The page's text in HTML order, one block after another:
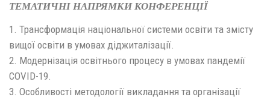
ТЕМАТИЧНІ НАПРЯМКИ КОНФЕРЕНЦІЇ
1. Трансформація національної системи освіти та змісту
вищої освіти в умовах діджиталізації.
2. Модернізація освітнього процесу в умовах пандемії
COVID-19.
3. Особливості методології викладання та організації